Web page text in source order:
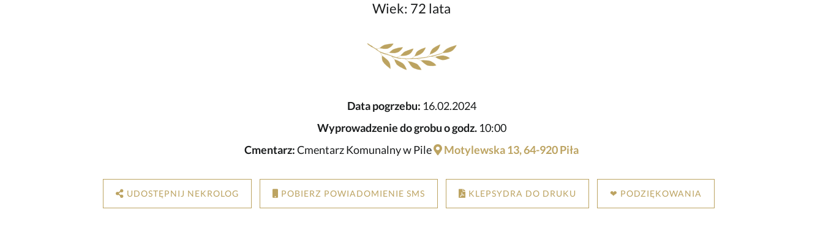
Wiek: 72 lata
Data pogrzebu: 16.02.2024
Wyprowadzenie do grobu o godz.10:00
Cmentarz:Cmentarz Komunalny w Pile Motylewska 13, 64-920 Piła
UDOSTĘPNIJ NEKROLOG POBIERZ POWIADOMIENIE SMS KLEPSYDRA DO DRUKU ❤ PODZIĘKOWANIA